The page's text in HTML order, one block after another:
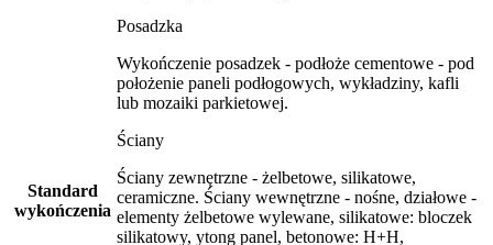
Standard
wykończenia
Posadzka
Wykończenie posadzek - podłoże cementowe - pod
położenie paneli podłogowych, wykładziny, kafli
lub mozaiki parkietowej.
Ściany
Ściany zewnętrzne - żelbetowe, silikatowe,
ceramiczne. Ściany wewnętrzne - nośne, działowe -
elementy żelbetowe wylewane, silikatowe: bloczek
silikatowy, ytong panel, betonowe: H+H,